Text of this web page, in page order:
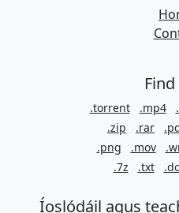
.torrent .mp4
.zip
.rar
.png
.mov
.7z
.txt
Íoslódáil agus